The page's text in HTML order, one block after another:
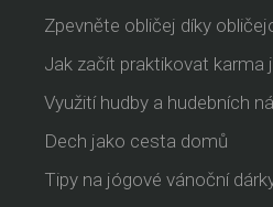
Zpevněte obličej díky
Jak začít praktikovat karma
Využití hudby a hudebních
Dech jako cesta domů
Tipy na jógové vánoční